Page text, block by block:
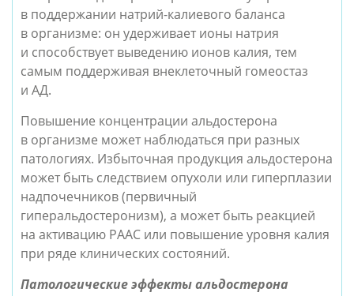
в поддержании натрий-калиевого баланса
в организме: он удерживает ионы натрия
и способствует выведению ионов калия, тем
самым поддерживая внеклеточный гомеостаз
и АД.
Повышение концентрации альдостерона
в организме может наблюдаться при разных
патологиях. Избыточная продукция альдостерона
может быть следствием опухоли или гиперплазии
надпочечников (первичный
гиперальдостеронизм), а может быть реакцией
на активацию РААС или повышение уровня калия
при ряде клинических состояний.
Патологические эффекты альдостерона